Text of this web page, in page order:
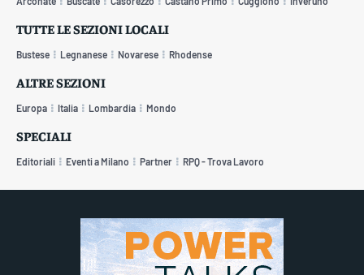
TUTTE LE SEZIONI LOCALI
Bustese Legnanese Novarese Rhodense
ALTRE SEZIONI
Europa Italia Lombardia Mondo
SPECIALI
Editoriali Eventi a Milano Partner RPQ - Trova Lavoro